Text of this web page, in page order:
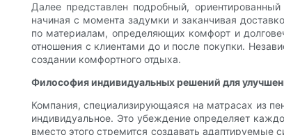
Далее представлен подробный,
начиная с момента задумки и заканчивая
по материалам, определяющих комфорт и
отношения с клиентами до и после покупки.
создании комфортного отдыха.
Философия индивидуальных решений для
Компания, специализирующаяся на матрасах из
индивидуальное. Это убеждение определяет
вместо этого стремится создавать адаптируемые